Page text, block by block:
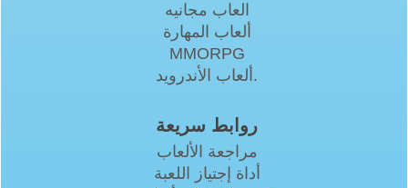
العاب مجانيه
ألعاب المهارة
MMORPG
ألعاب الأندرويد.
روابط سريعة
مراجعة الألعاب
أداة إجتياز اللعبة